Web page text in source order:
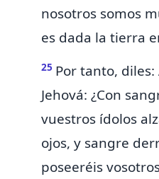
nosotros somos
es dada la tierra
25 Por tanto, diles:
Jehová: ¿Con
vuestros ídolos
ojos, y sangre
poseeréis